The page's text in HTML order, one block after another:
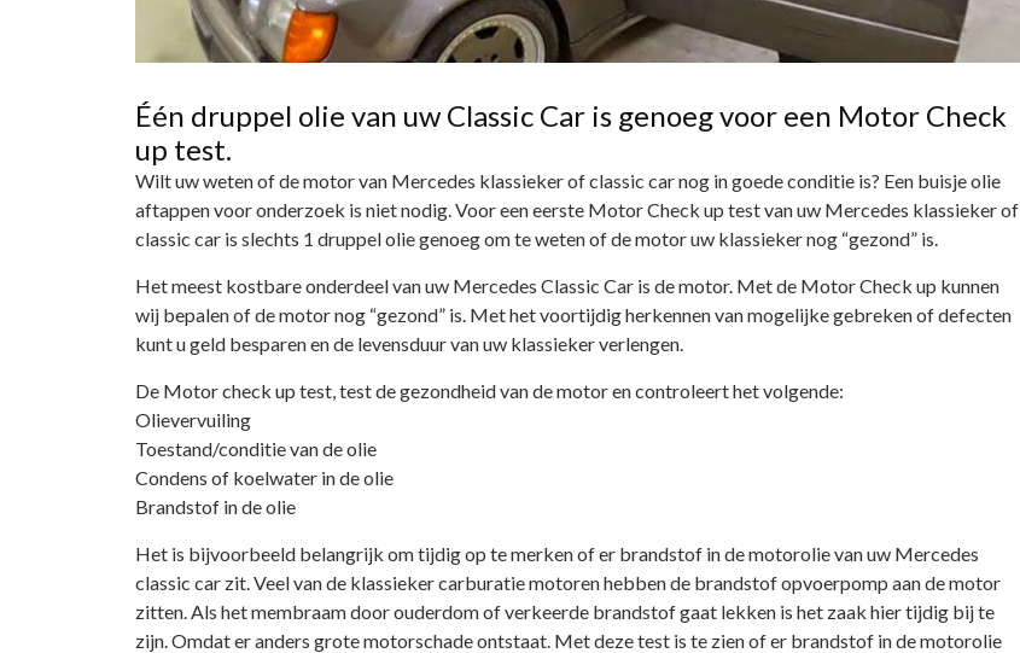
Één druppel olie van uw Classic Car is genoeg voor een Motor Check
up test.
Wilt uw weten of de motor van Mercedes klassieker of classic car nog in goede conditie is? Een buisje olie
aftappen voor onderzoek is niet nodig. Voor een eerste Motor Check up test van uw Mercedes klassieker of
classic car is slechts 1 druppel olie genoeg om te weten of de motor uw klassieker nog “gezond” is.
Het meest kostbare onderdeel van uw Mercedes Classic Car is de motor. Met de Motor Check up kunnen
wij bepalen of de motor nog “gezond” is. Met het voortijdig herkennen van mogelijke gebreken of defecten
kunt u geld besparen en de levensduur van uw klassieker verlengen.
De Motor check up test, test de gezondheid van de motor en controleert het volgende:
Olievervuiling
Toestand/conditie van de olie
Condens of koelwater in de olie
Brandstof in de olie
Het is bijvoorbeeld belangrijk om tijdig op te merken of er brandstof in de motorolie van uw Mercedes
classic car zit. Veel van de klassieker carburatie motoren hebben de brandstof opvoerpomp aan de motor
zitten. Als het membraam door ouderdom of verkeerde brandstof gaat lekken is het zaak hier tijdig bij te
zijn. Omdat er anders grote motorschade ontstaat. Met deze test is te zien of er brandstof in de motorolie